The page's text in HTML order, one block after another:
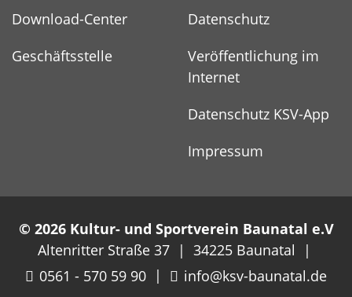
Download-Center
Geschäftsstelle
Datenschutz
Veröffentlichung im
Internet
Datenschutz KSV-App
Impressum
© 2026 Kultur- und Sportverein Baunatal e.V
Altenritter Straße 37 | 34225 Baunatal |
0561 - 570 59 90 | info@ksv-baunatal.de